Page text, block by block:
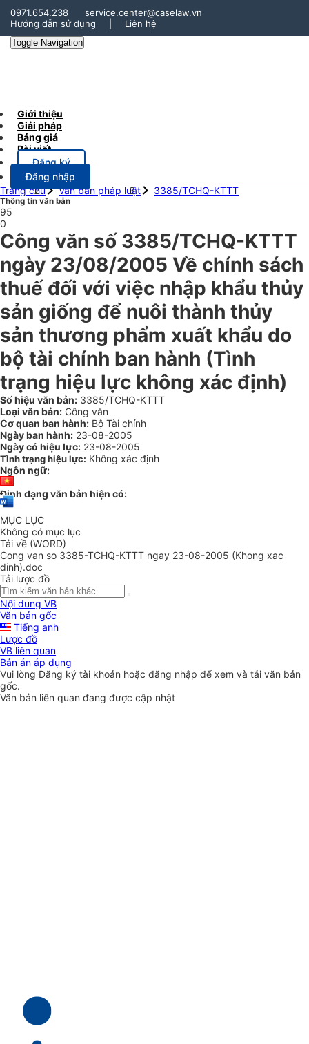
0971.654.238
service.center@caselaw.vn
Hướng dẫn sử dụng
Liên hệ
Toggle Navigation
Giới thiệu
Giải pháp
Bảng giá
Bài viết
Đăng ký
Đăng nhập
Trang chủ
Văn bản pháp luật 3385/TCHQ-KTTT
Thông tin văn bản
95
0
Công văn số 3385/TCHQ-KTTT
ngày 23/08/2005 Về chính sách
thuế đối với việc nhập khẩu thủy
sản giống để nuôi thành thủy
sản thương phẩm xuất khẩu do
bộ tài chính ban hành (Tình
trạng hiệu lực không xác định)
Số hiệu văn bản: 3385/TCHQ-KTTT
Loại văn bản: Công văn
Cơ quan ban hành: Bộ Tài chính
Ngày ban hành: 23-08-2005
Ngày có hiệu lực: 23-08-2005
Tình trạng hiệu lực: Không xác định
Ngôn ngữ:
Định dạng văn bản hiện có:
MỤC LỤC
Không có mục lục
Tải về (WORD)
Cong van so 3385-TCHQ-KTTT ngay 23-08-2005 (Khong xac
dinh).doc
Tải lược đồ
Nội dung VB
Văn bản gốc
Tiếng anh
Lược đồ
VB liên quan
Bản án áp dụng
Vui lòngĐăng ký tài khoản hoặc đăng nhập để xem và tải văn bản
gốc.
Văn bản liên quan đang được cập nhật